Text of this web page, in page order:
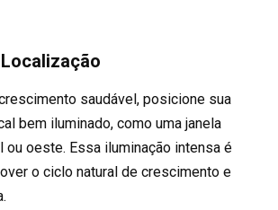
saudável, posicione sua
bem iluminado, como uma janela
ou oeste. Essa iluminação intensa é
o ciclo natural de crescimento e